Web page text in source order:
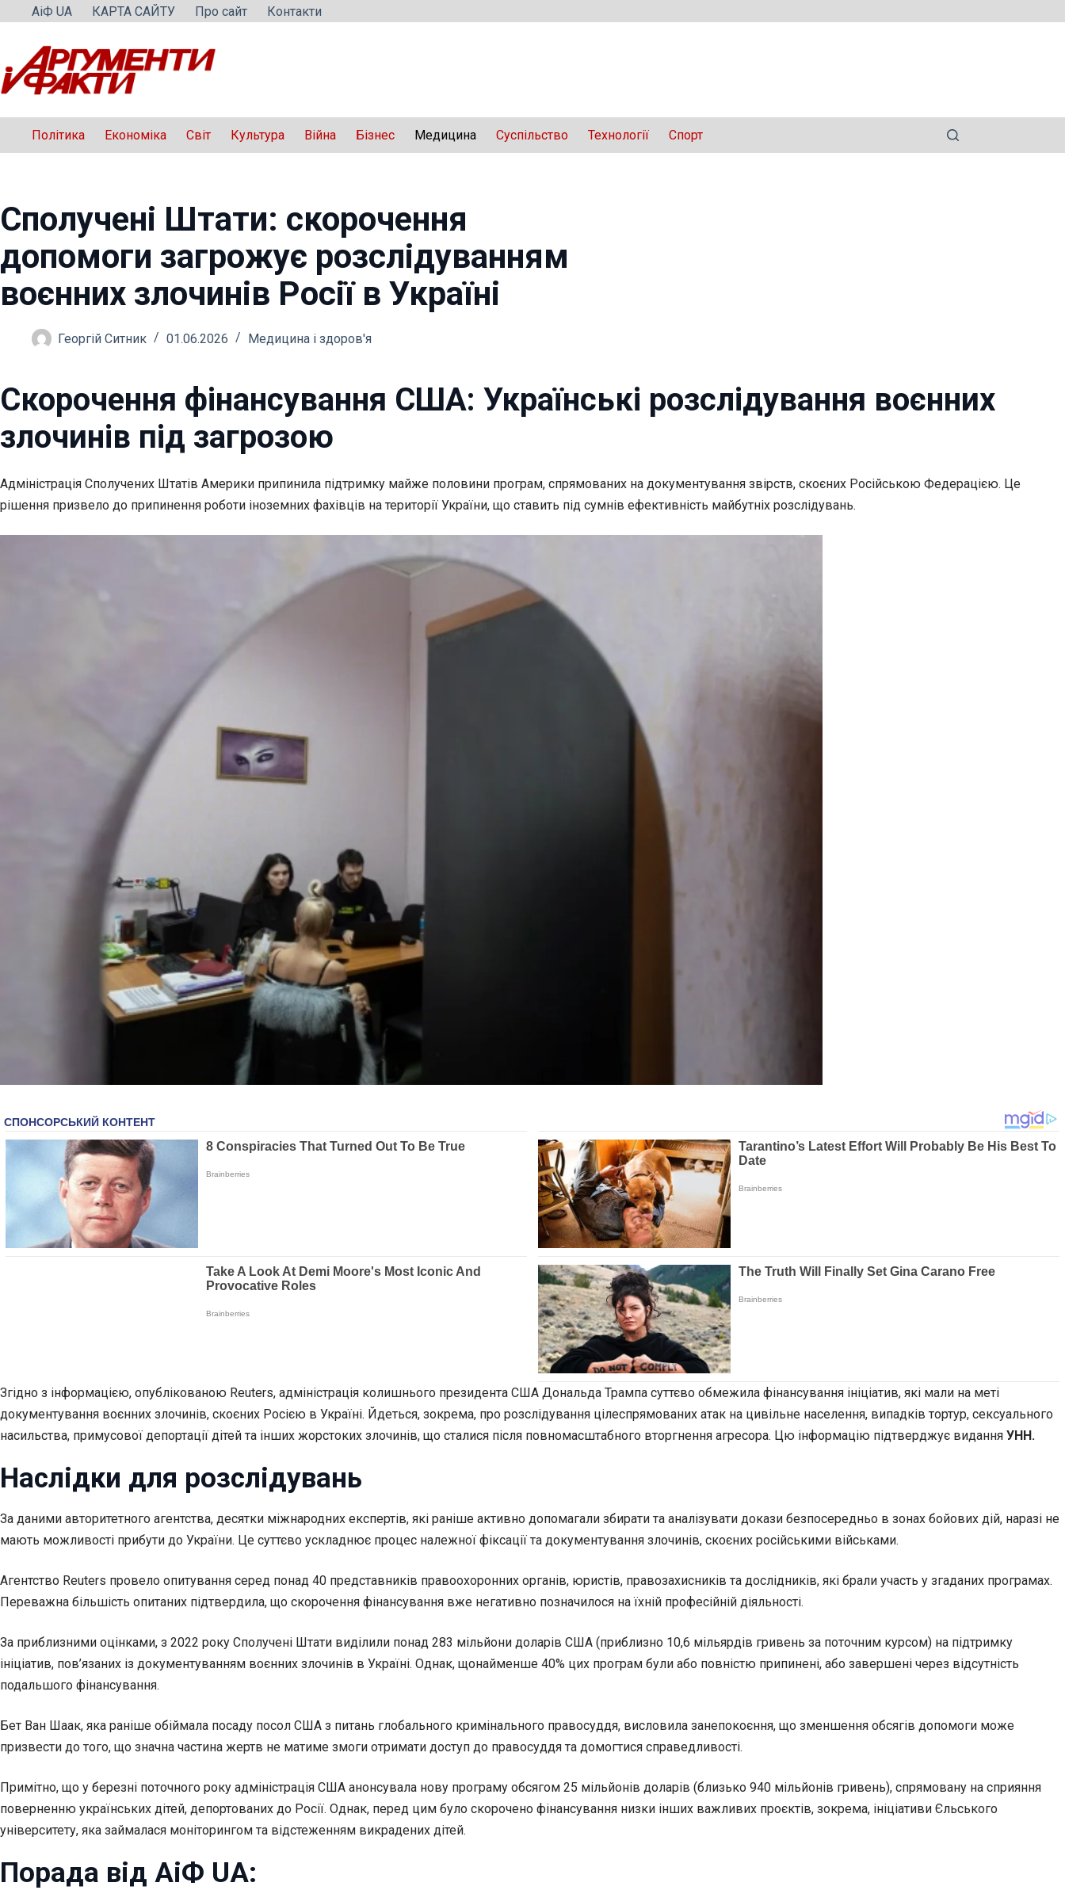
Перейти
вмісту
АіФ UA КАРТА САЙТУ Про сайт Контакти
Політика Економіка Світ Культура Війна Бізнес Медицина Суспільство Технології Спорт
Сполучені Штати: скорочення
допомоги загрожує розслідуванням
воєнних злочинів Росії в Україні
Георгій Ситник 01.06.2026 Медицина і здоров'я
Скорочення фінансування США: Українські розслідування воєнних
злочинів під загрозою
Адміністрація Сполучених Штатів Америки припинила підтримку майже половини програм, спрямованих на документування звірств, скоєних Російською Федерацією. Це
рішення призвело до припинення роботи іноземних фахівців на території України, що ставить під сумнів ефективність майбутніх розслідувань.
Згідно з інформацією, опублікованою Reuters, адміністрація колишнього президента США Дональда Трампа суттєво обмежила фінансування ініціатив, які мали на меті
документування воєнних злочинів, скоєних Росією в Україні. Йдеться, зокрема, про розслідування цілеспрямованих атак на цивільне населення, випадків тортур, сексуального
насильства, примусової депортації дітей та інших жорстоких злочинів, що сталися після повномасштабного вторгнення агресора. Цю інформацію підтверджує видання УНН.
Наслідки для розслідувань
За даними авторитетного агентства, десятки міжнародних експертів, які раніше активно допомагали збирати та аналізувати докази безпосередньо в зонах бойових дій, наразі не
мають можливості прибути до України. Це суттєво ускладнює процес належної фіксації та документування злочинів, скоєних російськими військами.
Агентство Reuters провело опитування серед понад 40 представників правоохоронних органів, юристів, правозахисників та дослідників, які брали участь у згаданих програмах.
Переважна більшість опитаних підтвердила, що скорочення фінансування вже негативно позначилося на їхній професійній діяльності.
За приблизними оцінками, з 2022 року Сполучені Штати виділили понад 283 мільйони доларів США (приблизно 10,6 мільярдів гривень за поточним курсом) на підтримку
ініціатив, пов’язаних із документуванням воєнних злочинів в Україні. Однак, щонайменше 40% цих програм були або повністю припинені, або завершені через відсутність
подальшого фінансування.
Бет Ван Шаак, яка раніше обіймала посаду посол США з питань глобального кримінального правосуддя, висловила занепокоєння, що зменшення обсягів допомоги може
призвести до того, що значна частина жертв не матиме змоги отримати доступ до правосуддя та домогтися справедливості.
Примітно, що у березні поточного року адміністрація США анонсувала нову програму обсягом 25 мільйонів доларів (близько 940 мільйонів гривень), спрямовану на сприяння
поверненню українських дітей, депортованих до Росії. Однак, перед цим було скорочено фінансування низки інших важливих проєктів, зокрема, ініціативи Єльського
університету, яка займалася моніторингом та відстеженням викрадених дітей.
Порада від АіФ UA: